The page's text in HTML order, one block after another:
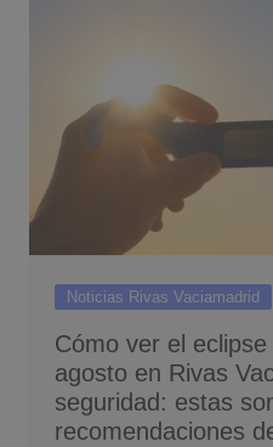
Noticias Rivas Vaciamadrid
Cómo ver el
agosto en Rivas
seguridad: estas
recomendaciones